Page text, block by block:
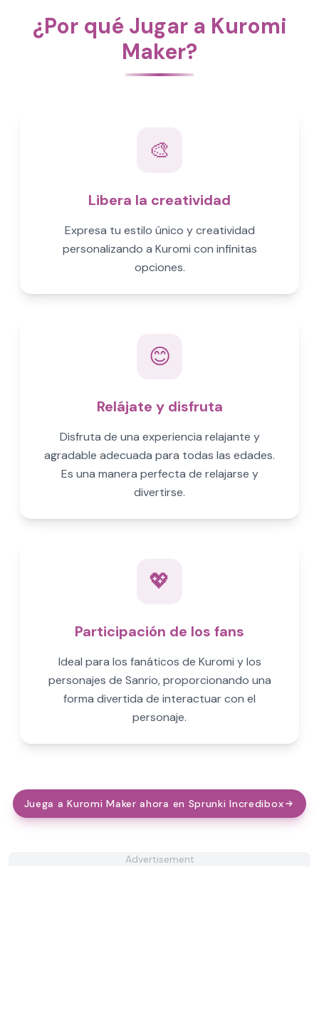
¿Por qué Jugar a Kuromi
Maker?
🎨
Libera la creatividad
Expresa tu estilo único y creatividad
personalizando a Kuromi con infinitas
opciones.
😊
Relájate y disfruta
Disfruta de una experiencia relajante y
agradable adecuada para todas las edades.
Es una manera perfecta de relajarse y
divertirse.
💖
Participación de los fans
Ideal para los fanáticos de Kuromi y los
personajes de Sanrio, proporcionando una
forma divertida de interactuar con el
personaje.
Juega a Kuromi Maker ahora en Sprunki Incredibox
Advertisement